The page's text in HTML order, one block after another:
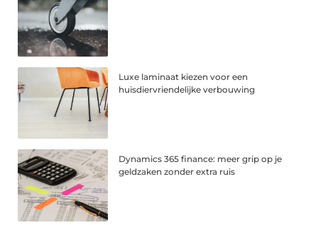
Luxe laminaat kiezen voor een
huisdiervriendelijke verbouwing
Dynamics 365 finance: meer grip op je
geldzaken zonder extra ruis